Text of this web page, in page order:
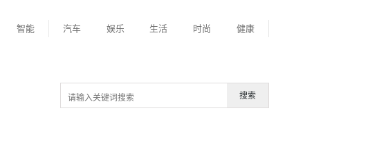
智能 汽车 娱乐 生活 时尚 健康
搜索